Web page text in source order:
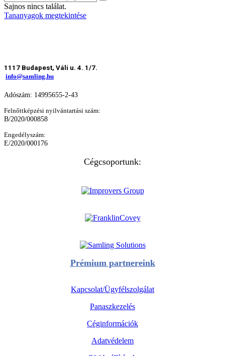
Sajnos nincs találat.
Tananyagok megtekintése
1117 Budapest, Váli u. 4. 1/7.
info@samling.hu
Adószám: 14995655-2-43
Felnőttképzési nyilvántartási szám:
B/2020/000858
Engedélyszám:
E/2020/000176
Cégcsoportunk:
Prémium partnereink
Kapcsolat/Ügyfélszolgálat
Panaszkezelés
Céginformációk
Adatvédelem